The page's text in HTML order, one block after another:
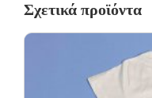
Σχετικά προϊόντα